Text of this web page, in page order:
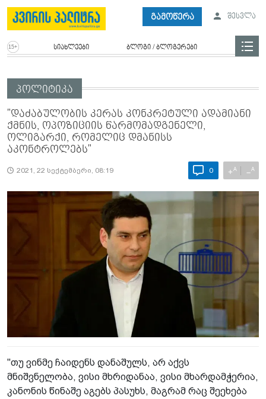
გამოწერა შესვლა
სიახლეები ბლოგი / ბლოგერები
პოლიტიკა
"დაძაბულობის კერას კონკრეტული ადამიანი
ქმნის, ოპოზიციის წარმომადგენელი,
ოლიგარქი, რომელიც დმანისს
აკონტროლებს"
2021, 22 სექტემბერი, 08:19 0 +A −A
"თუ ვინმე ჩაიდენს დანაშულს, არ აქვს
მნიშვნელობა, ვისი მხრიდანაა, ვისი მხარდამჭერია,
კანონის წინაშე აგებს პასუხს, მაგრამ რაც შეეხება